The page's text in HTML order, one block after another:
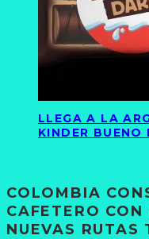
LLEGA A LA
KINDER
COLOMBIA
CAFETERO CON
NUEVAS RUTAS